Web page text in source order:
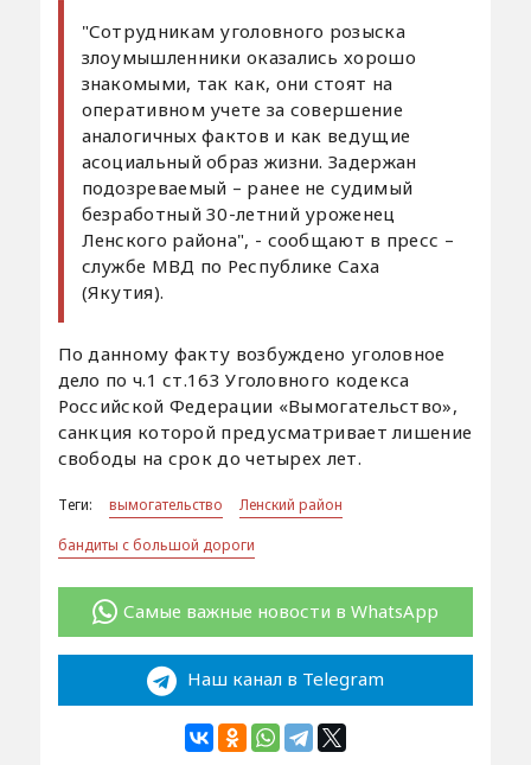
"Сотрудникам уголовного розыска
злоумышленники оказались хорошо
знакомыми, так как, они стоят на
оперативном учете за совершение
аналогичных фактов и как ведущие
асоциальный образ жизни. Задержан
подозреваемый – ранее не судимый
безработный 30-летний уроженец
Ленского района", - сообщают в пресс –
службе МВД по Республике Саха
(Якутия).
По данному факту возбуждено уго­ловное
дело по ч.1 ст.163 Уголовного кодекса
Российской Федерации «Вымогательство»,
санкция которой предусматривает лишение
свободы на срок до четырех лет.
Теги: вымогательство
Ленский район
бандиты с большой дороги
Самые важные новости в WhatsApp
Наш канал в Telegram